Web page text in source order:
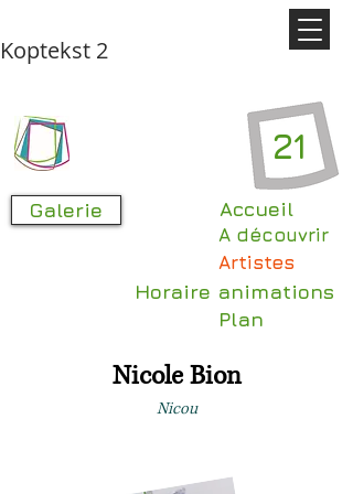
Koptekst 2
Galerie
21
Accueil
A découvrir
Artistes
Horaire animations
Plan
Nicole Bion
Nicou